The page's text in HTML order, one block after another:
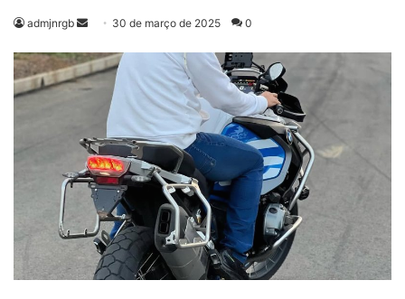
admjnrgb
Mande
e-
mail
30 de março de 2025 0